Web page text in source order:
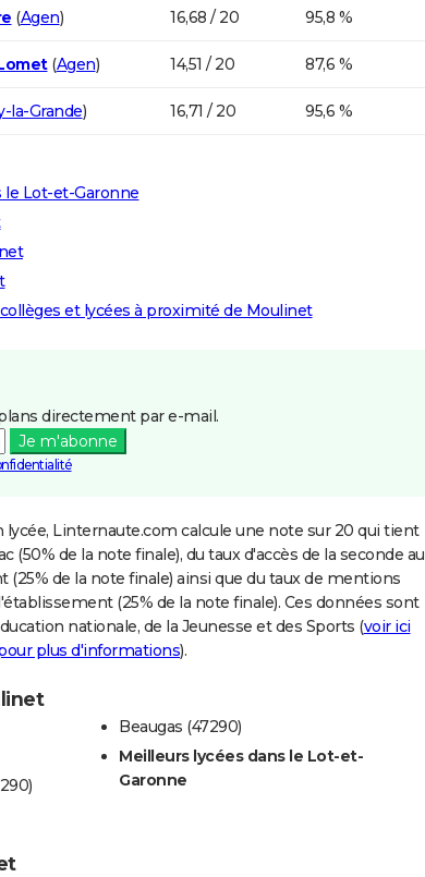
(Agen) 16,68 / 20 95,8 %
(Agen) 14,51 / 20 87,6 %
la-Grande) 16,71 / 20 95,6 %
le Lot-et-Garonne
et lycées à proximité de Moulinet
directement par e-mail.
Je m'abonne
Linternaute.com calcule une note sur 20 qui tient
(50% de la note finale), du taux d'accès de la seconde au
(25% de la note finale) ainsi que du taux de mentions
(25% de la note finale). Ces données sont
nationale, de la Jeunesse et des Sports (voir ici
plus d'informations).
Beaugas (47290)
Meilleurs lycées dans le Lot-et-
Garonne